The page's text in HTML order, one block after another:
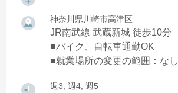
神奈川県川崎市高津区
JR南武線 武蔵新城 徒歩10分
■バイク、自転車通勤OK
■就業場所の変更の範囲：なし
週3, 週4, 週5